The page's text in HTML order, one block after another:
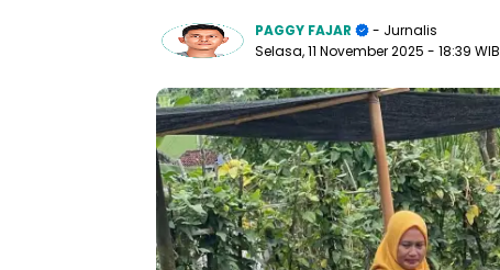
PAGGY FAJAR
- Jurnalis
Selasa, 11 November 2025 - 18:39 WIB